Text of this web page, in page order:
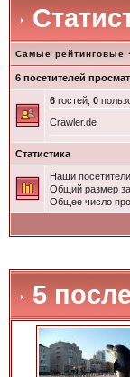
Самые рейтинговые ·
6 посетителей
6гостей, 0
Crawler.de
Статистика
Наши
Общий размер
Общее число
5